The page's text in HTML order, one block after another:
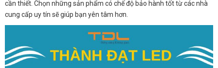
cần thiết. Chọn những sản phẩm có chế độ bảo hành tốt từ các nhà
cung cấp uy tín sẽ giúp bạn yên tâm hơn.